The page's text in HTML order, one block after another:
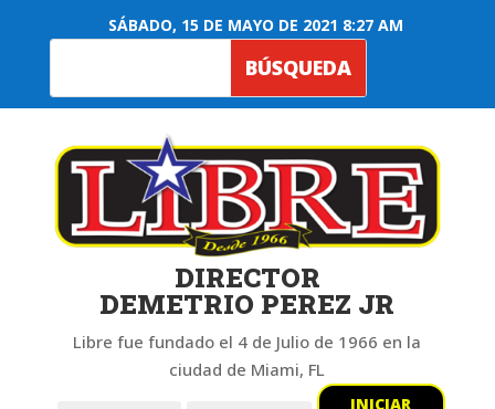
SÁBADO, 15 DE MAYO DE 2021 8:27 AM
DIRECTOR
DEMETRIO PEREZ JR
Libre fue fundado el 4 de Julio de 1966 en la
ciudad de Miami, FL
INICIAR